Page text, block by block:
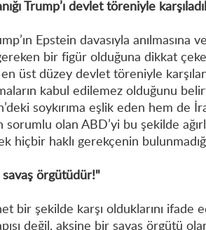
Trump’ı devlet töreniyle
Epstein davasıyla anılmasına
bir figür olduğuna dikkat
en üst düzey devlet töreniyle
kabul edilemez olduğunu
soykırıma eşlik eden hem de
olan ABD’yi bu şekilde
hiçbir haklı gerekçenin
örgütüdür!"
bir şekilde karşı olduklarını ifade
değil, aksine bir savaş örgütü